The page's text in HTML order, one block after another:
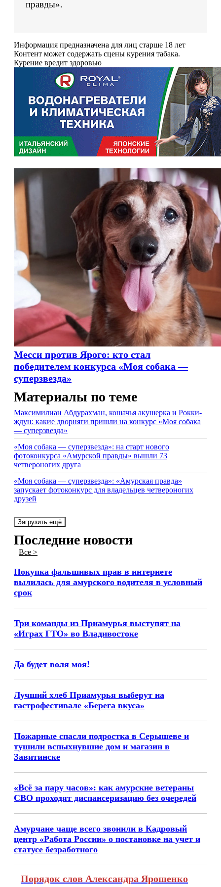
правды».
Информация предназначена для лиц старше 18 лет
Контент может содержать сцены курения табака.
Курение вредит здоровью
Месси против Ярого: кто стал
победителем конкурса «Моя собака —
суперзвезда»
Материалы по теме
Максимилиан Абдурахман, кошачья акушерка и Рокки-
ждун: какие дворняги пришли на конкурс «Моя собака
— суперзвезда»
«Моя собака — суперзвезда»: на старт нового
фотоконкурса «Амурской правды» вышли 73
четвероногих друга
«Моя собака — суперзвезда»: «Амурская правда»
запускает фотоконкурс для владельцев четвероногих
друзей
Загрузить ещё
Последние новости
Все >
Покупка фальшивых прав в интернете
вылилась для амурского водителя в условный
срок
Три команды из Приамурья выступят на
«Играх ГТО» во Владивостоке
Да будет воля моя!
Лучший хлеб Приамурья выберут на
гастрофестивале «Берега вкуса»
Пожарные спасли подростка в Серышеве и
тушили вспыхнувшие дом и магазин в
Завитинске
«Всё за пару часов»: как амурские ветераны
СВО проходят диспансеризацию без очередей
Амурчане чаще всего звонили в Кадровый
центр «Работа России» о постановке на учет и
статусе безработного
Порядок слов Александра Ярошенко